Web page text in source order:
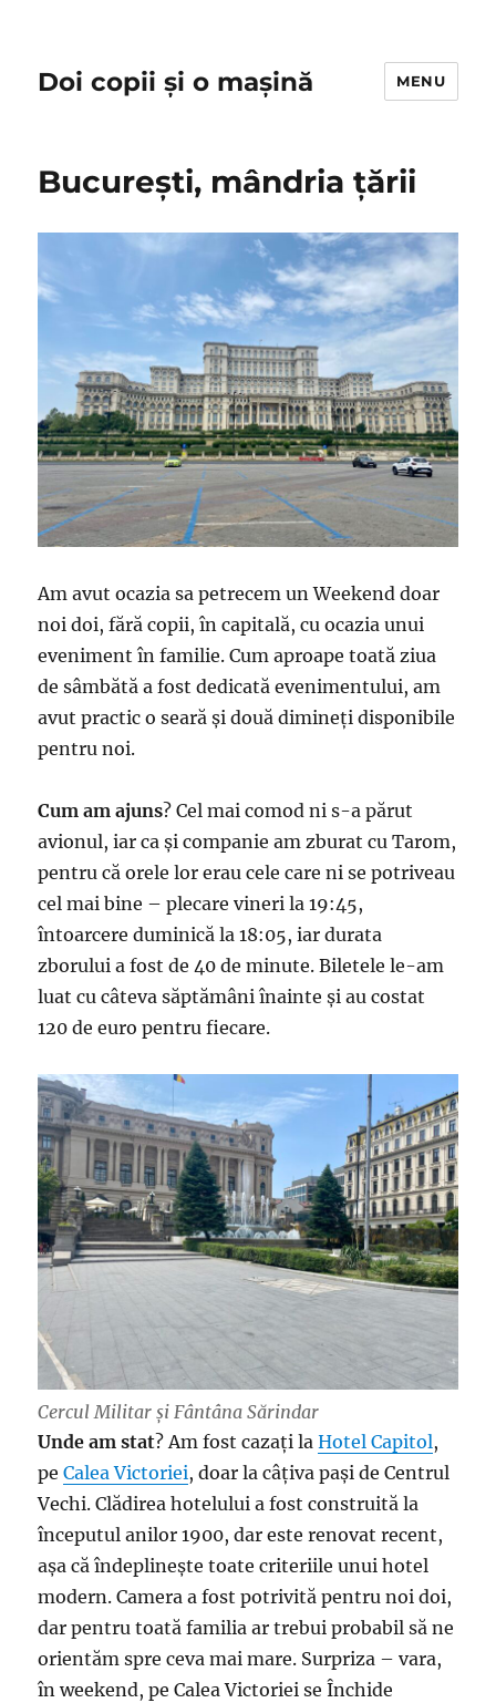
Doi copii și o mașină MENU
București, mândria țării
Am avut ocazia sa petrecem un Weekend doar
noi doi, fără copii, în capitală, cu ocazia unui
eveniment în familie. Cum aproape toată ziua
de sâmbătă a fost dedicată evenimentului, am
avut practic o seară și două dimineți disponibile
pentru noi.
Cum am ajuns? Cel mai comod ni s-a părut
avionul, iar ca și companie am zburat cu Tarom,
pentru că orele lor erau cele care ni se potriveau
cel mai bine – plecare vineri la 19:45,
întoarcere duminică la 18:05, iar durata
zborului a fost de 40 de minute. Biletele le-am
luat cu câteva săptămâni înainte și au costat
120 de euro pentru fiecare.
Cercul Militar și Fântâna Sărindar
Unde am stat? Am fost cazați laHotel Capitol,
peCalea Victoriei, doar la câțiva pași de Centrul
Vechi. Clădirea hotelului a fost construită la
începutul anilor 1900, dar este renovat recent,
așa că îndeplinește toate criteriile unui hotel
modern. Camera a fost potrivită pentru noi doi,
dar pentru toată familia ar trebui probabil să ne
orientăm spre ceva mai mare. Surpriza – vara,
în weekend, pe Calea Victoriei se Închide